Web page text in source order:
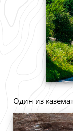
Один из